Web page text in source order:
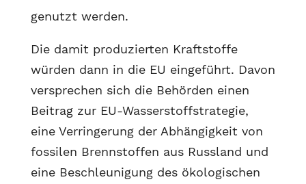
genutzt werden.
Die damit produzierten Kraftstoffe
würden dann in die EU eingeführt. Davon
versprechen sich die Behörden einen
Beitrag zur EU-Wasserstoffstrategie,
eine Verringerung der Abhängigkeit von
fossilen Brennstoffen aus Russland und
eine Beschleunigung des ökologischen